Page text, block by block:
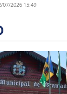
07/2026 15:49